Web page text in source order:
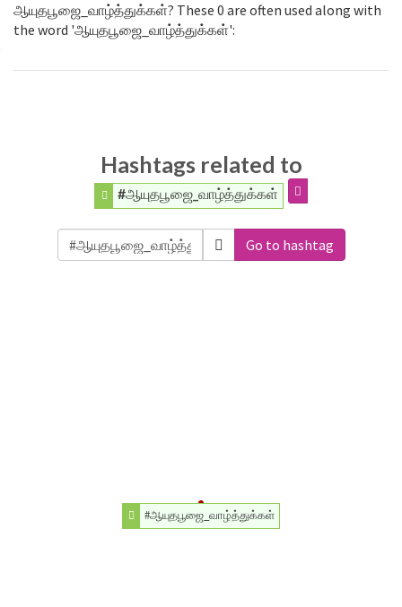
ஆயுதபூஜை_வாழ்த்துக்கள்? These 0 are often used along with
the word 'ஆயுதபூஜை_வாழ்த்துக்கள்':
Hashtags related to
#ஆயுதபூஜை_வாழ்த்துக்கள்
Go to hashtag
#ஆயுதபூஜை_வாழ்த்துக்கள்